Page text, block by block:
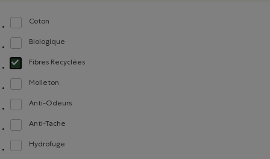
Coton
Classer selon Composition : Coton(Cotton)
Biologique
Classer selon Composition : FibresDeCotonBiologique(OrganicCottonFibres)
Fibres Recyclées
Choisir Classé selon Composition : FibresRecyclées(RecycledFibres)
Molleton
Classer selon Composition : Molleton(Fleece)
Anti-Odeurs
Classer selon Composition : Anti-Odeurs(Anti-Odour)
Anti-Tache
Classer selon Composition : Anti-Tache(StainResistant)
Hydrofuge
Classer selon Composition : Hydrofuge(WaterRepellent/Resistent)